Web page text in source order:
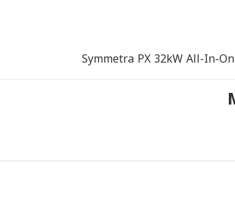
Symmetra PX 32kW All-In-